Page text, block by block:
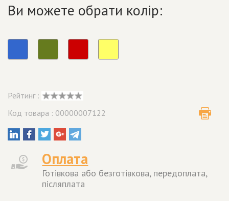
Ви можете обрати колір:
Рейтинг :
Код товара : 00000007122
Оплата
Готівкова або безготівкова, передоплата,
післяплата